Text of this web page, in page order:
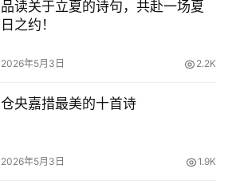
品读关于立夏的诗句，共赴一场夏
日之约！
2026年5月3日 2.2K
仓央嘉措最美的十首诗
2026年5月3日 1.9K